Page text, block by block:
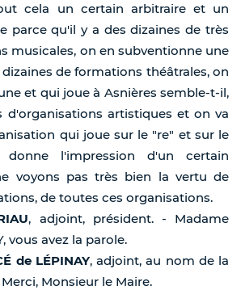
cela un certain arbitraire et un
parce qu'il y a des dizaines de très
musicales, on en subventionne une
de formations théâtrales, on
et qui joue à Asnières semble-t-il,
d'organisations artistiques et on va
qui joue sur le "re" et sur le
l'impression d'un certain
voyons pas très bien la vertu de
de toutes ces organisations.
, adjoint, président. - Madame
vous avez la parole.
de LÉPINAY, adjoint, au nom de la
Monsieur le Maire.